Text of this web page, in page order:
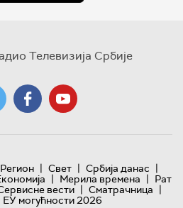
Телевизија Србије
Регион | Свет | Србија данас |
| Мерила времена | Рат
вести | Сматрачница |
ЕУ могућности 2026